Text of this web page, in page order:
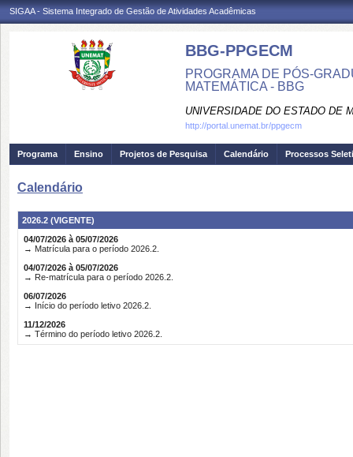
SIGAA - Sistema Integrado de Gestão de Atividades Acadêmicas
BBG-PPGECM
PROGRAMA DE PÓS-
MATEMÁTICA - BBG
UNIVERSIDADE DO ESTADO DE
http://portal.unemat.br/ppgecm
Programa Ensino Projetos de Pesquisa Calendário Processos
Calendário
2026.2 (VIGENTE)
04/07/2026 à 05/07/2026
→ Matrícula para o período 2026.2.
04/07/2026 à 05/07/2026
→ Re-matrícula para o período 2026.2.
06/07/2026
→ Início do período letivo 2026.2.
11/12/2026
→ Término do período letivo 2026.2.